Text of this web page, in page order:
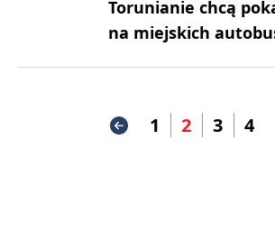
Torunianie chcą
na miejskich
1 2 3 4